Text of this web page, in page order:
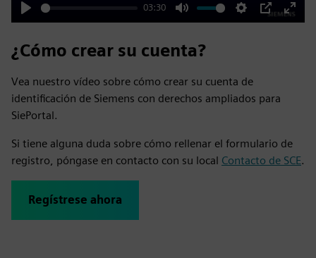
Play
03:30
Mute Settings
PIP
Enter
¿Cómo crear su cuenta?
Vea nuestro vídeo sobre cómo crear su cuenta de
identificación de Siemens con derechos ampliados para
SiePortal.
Si tiene alguna duda sobre cómo rellenar el formulario de
registro, póngase en contacto con su local Contacto de SCE.
Regístrese ahora